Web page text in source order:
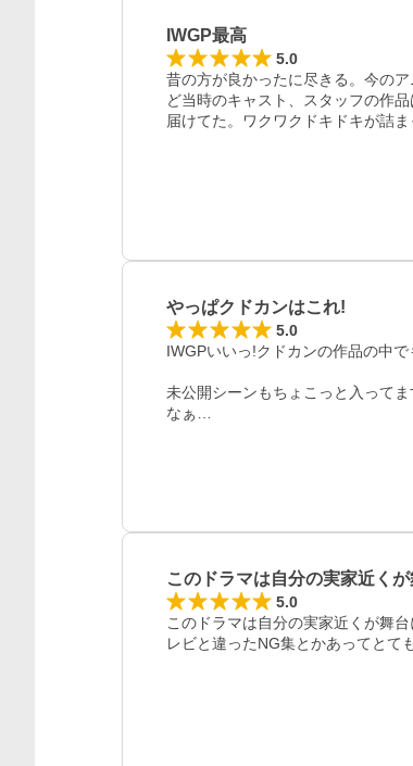
IWGP最高
5.0
昔の方が良かったに尽きる。今の
ど当時のキャスト、スタッフの作
届けてた。ワクワクドキドキが詰
やっぱクドカンはこれ!
5.0
IWGPいいっ!クドカンの作品の中
未公開シーンもちょこっと入って
なぁ…
このドラマは自分の実家近く
5.0
このドラマは自分の実家近くが舞
レビと違ったNG集とかあってとて